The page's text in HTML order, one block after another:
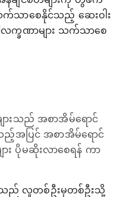
က်သာစေနိုင်သည့် ဆေးဝါး
ါလက္ခဏာများ သက်သာစေ
ျားသည် အစာအိမ်ရောင်
သည့်အပြင် အစာအိမ်ရောင်
ျား ပိုမဆိုးလာစေရန် ကာ
သည် လူတစ်ဦးမှတစ်ဦးသို့